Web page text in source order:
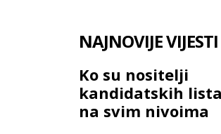
NAJNOVIJE VIJESTI
Ko su nositelji
kandidatskih lista
na svim nivoima